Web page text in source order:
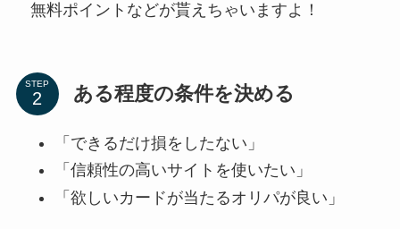
無料ポイントなどが貰えちゃいますよ！
STEP ある程度の条件を決める
「できるだけ損をしたない」
「信頼性の高いサイトを使いたい」
「欲しいカードが当たるオリパが良い」